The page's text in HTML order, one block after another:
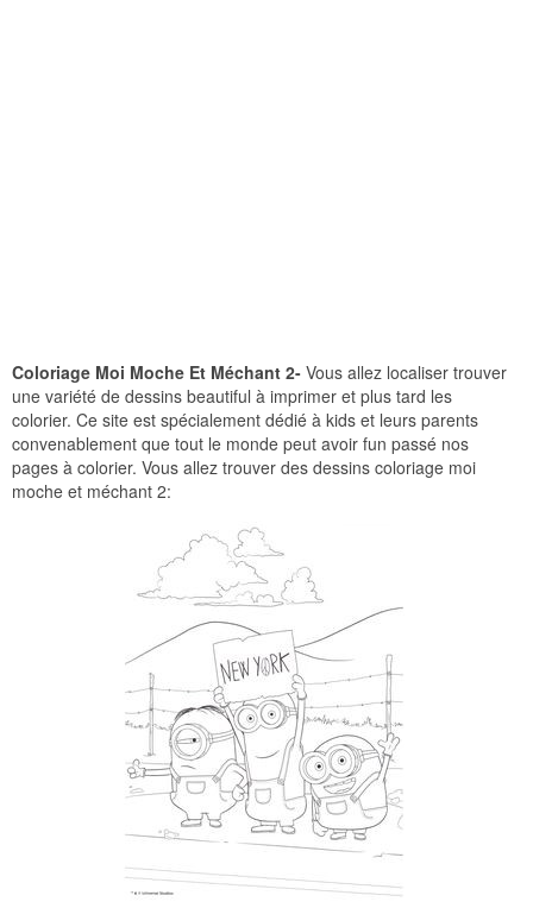
Coloriage Moi Moche Et Méchant 2- Vous allez localiser trouver
une variété de dessins beautiful à imprimer et plus tard les
colorier. Ce site est spécialement dédié à kids et leurs parents
convenablement que tout le monde peut avoir fun passé nos
pages à colorier. Vous allez trouver des dessins coloriage moi
moche et méchant 2: